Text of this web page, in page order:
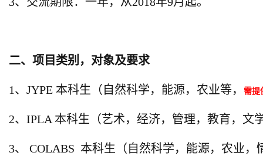
二、 项目类别，对象及要求
1、JYPE 本科生（自然科学，能源，农业等， 需提
2、IPLA 本科生（艺术，经济，管理，教育，文
3、 COLABS 本科生（自然科学，能源，农业